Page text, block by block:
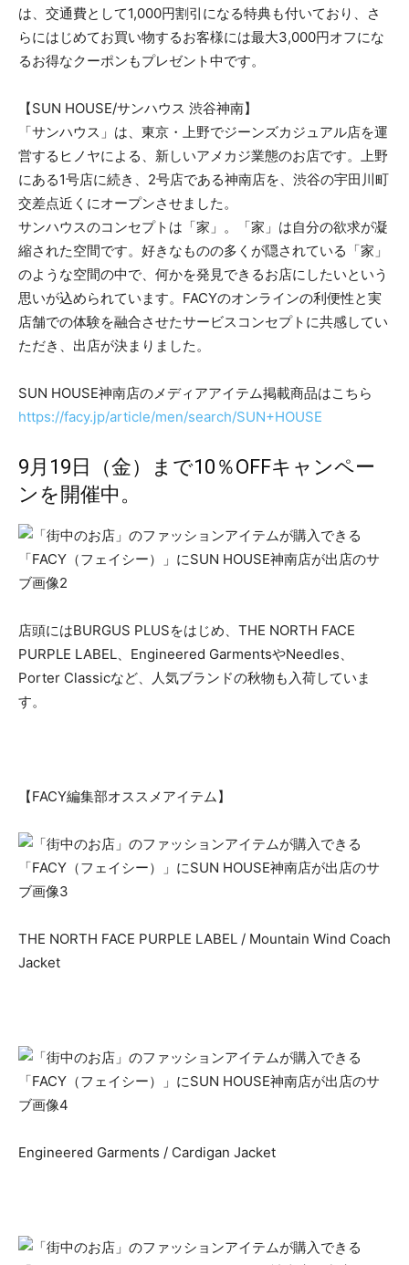
は、交通費として1,000円割引になる特典も付いており、さ
らにはじめてお買い物するお客様には最大3,000円オフにな
るお得なクーポンもプレゼント中です。
【SUN HOUSE/サンハウス 渋谷神南】
「サンハウス」は、東京・上野でジーンズカジュアル店を運
営するヒノヤによる、新しいアメカジ業態のお店です。上野
にある1号店に続き、2号店である神南店を、渋谷の宇田川町
交差点近くにオープンさせました。
サンハウスのコンセプトは「家」。「家」は自分の欲求が凝
縮された空間です。好きなものの多くが隠されている「家」
のような空間の中で、何かを発見できるお店にしたいという
思いが込められています。FACYのオンラインの利便性と実
店舗での体験を融合させたサービスコンセプトに共感してい
ただき、出店が決まりました。
SUN HOUSE神南店のメディアアイテム掲載商品はこちら
https://facy.jp/article/men/search/SUN+HOUSE
9月19日（金）まで10％OFFキャンペー
ンを開催中。
店頭にはBURGUS PLUSをはじめ、THE NORTH FACE
PURPLE LABEL、Engineered GarmentsやNeedles、
Porter Classicなど、人気ブランドの秋物も入荷していま
す。
【FACY編集部オススメアイテム】
THE NORTH FACE PURPLE LABEL / Mountain Wind Coach
Jacket
Engineered Garments / Cardigan Jacket